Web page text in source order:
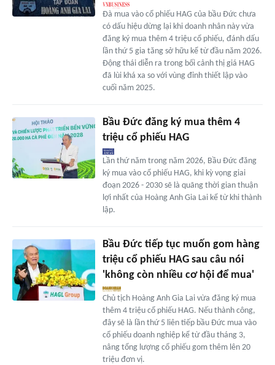
Đà mua vào cổ phiếu HAG của bầu Đức chưa
có dấu hiệu dừng lại khi doanh nhân này vừa
đăng ký mua thêm 4 triệu cổ phiếu, đánh dấu
lần thứ 5 gia tăng sở hữu kể từ đầu năm 2026.
Động thái diễn ra trong bối cảnh thị giá HAG
đã lùi khá xa so với vùng đỉnh thiết lập vào
cuối năm 2025.
Bầu Đức đăng ký mua thêm 4
triệu cổ phiếu HAG
Lần thứ năm trong năm 2026, Bầu Đức đăng
ký mua vào cổ phiếu HAG, khi kỳ vọng giai
đoạn 2026 - 2030 sẽ là quãng thời gian thuận
lợi nhất của Hoàng Anh Gia Lai kể từ khi thành
lập.
Bầu Đức tiếp tục muốn gom hàng
triệu cổ phiếu HAG sau câu nói
'không còn nhiều cơ hội để mua'
Chủ tịch Hoàng Anh Gia Lai vừa đăng ký mua
thêm 4 triệu cổ phiếu HAG. Nếu thành công,
đây sẽ là lần thứ 5 liên tiếp bầu Đức mua vào
cổ phiếu doanh nghiệp kể từ đầu tháng 3,
nâng tổng lượng cổ phiếu gom thêm lên 20
triệu đơn vị.